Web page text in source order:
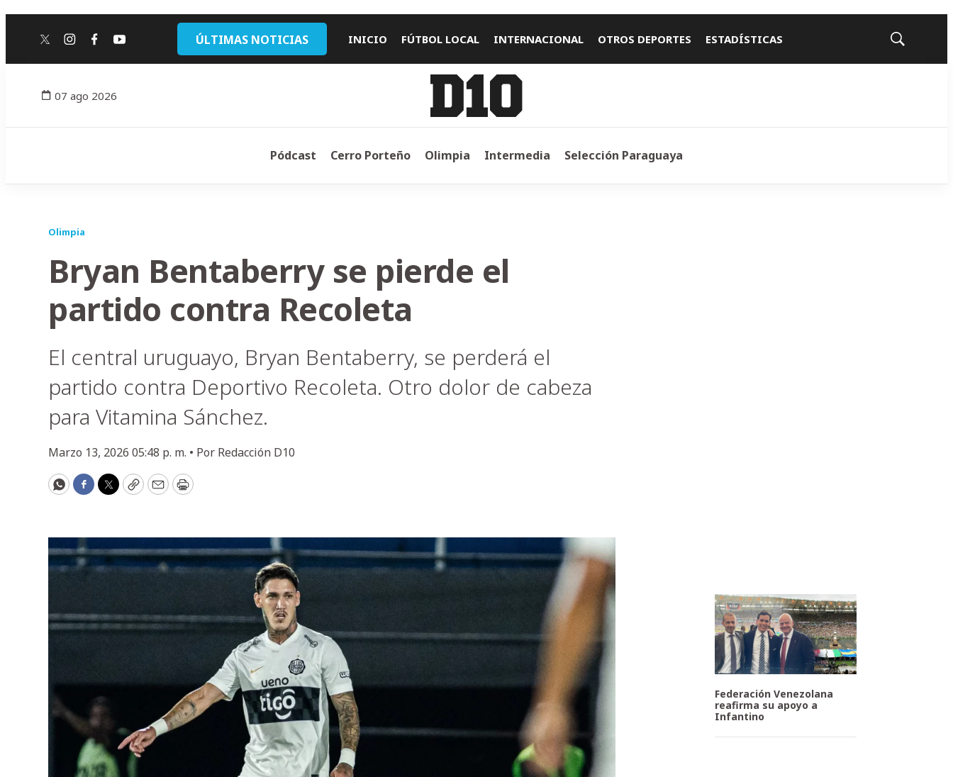
twitterinstagram
facebook
youtube ÚLTIMAS NOTICIAS INICIO FÚTBOL LOCAL INTERNACIONAL OTROS DEPORTES ESTADÍSTICAS
Mostrar
07 ago 2026
Pódcast Cerro Porteño Olimpia Intermedia Selección Paraguaya
Olimpia
Bryan Bentaberry se pierde el
partido contra Recoleta
El central uruguayo, Bryan Bentaberry, se perderá el
partido contra Deportivo Recoleta. Otro dolor de cabeza
para Vitamina Sánchez.
Marzo 13, 2026 05:48 p. m. • Por Redacción D10
WhatsApp
Facebook
Twitter
CopyEmailPrint
Federación Venezolana
reafirma su apoyo a
Infantino